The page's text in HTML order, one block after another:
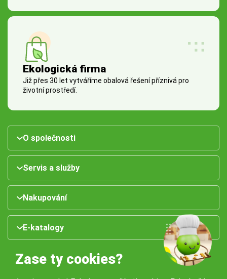
Ekologická firma
Již přes 30 let vytváříme obalová řešení příznivá pro
životní prostředí.
O společnosti
Servis a služby
Nakupování
E-katalogy
Zase ty cookies?